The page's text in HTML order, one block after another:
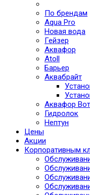
По брендам
Aqua Pro
Новая вода
Гейзер
Аквафор
Atoll
Барьер
Аквабрайт
Аквафор
Гидролок
Нептун
Цены
Акции
Корпоративным